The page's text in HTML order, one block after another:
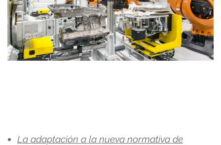
La adaptación a la nueva normativa de